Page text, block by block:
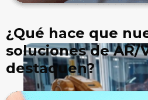
¿Qué hace que
soluciones de AR/
destaquen?